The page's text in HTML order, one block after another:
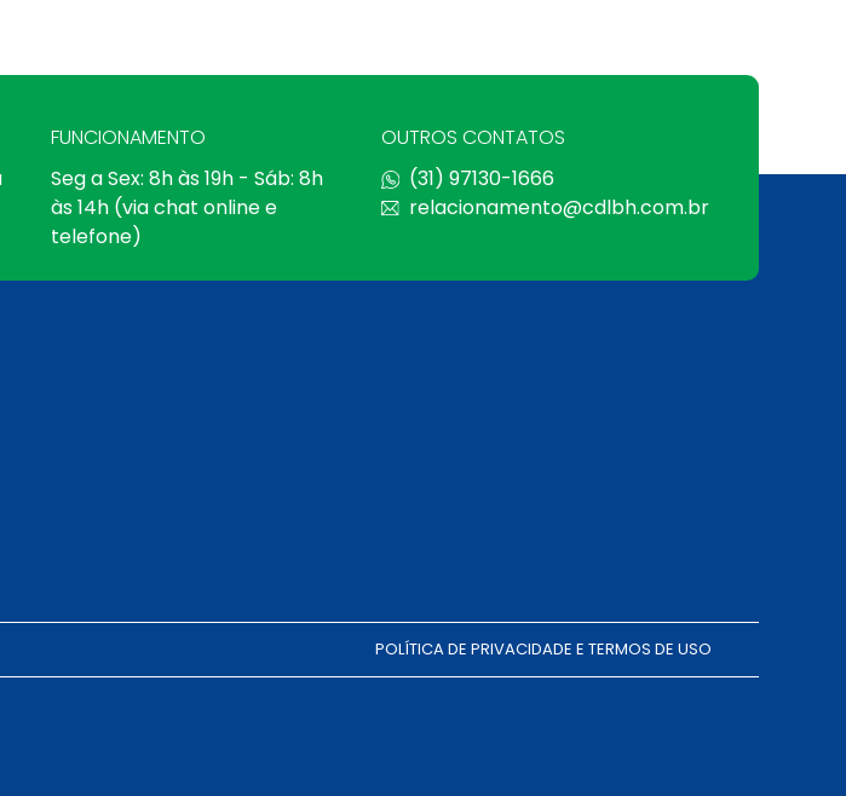
FUNCIONAMENTO
Seg a Sex: 8h às 19h - Sáb: 8h
às 14h (via chat online e
telefone)
OUTROS CONTATOS
(31) 97130-1666
relacionamento@cdlbh.com.br
POLÍTICA DE PRIVACIDADE E TERMOS DE USO